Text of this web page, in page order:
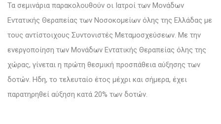
Τα σεμινάρια παρακολουθούν οι Ιατροί των Μονάδων
Εντατικής Θεραπείας των Νοσοκομείων όλης της Ελλάδας με
τους αντίστοιχους Συντονιστές Μεταμοσχεύσεων. Με την
ενεργοποίηση των Μονάδων Εντατικής Θεραπείας όλης της
χώρας, γίνεται η πρώτη θεσμική προσπάθεια αύξησης των
δοτών. Ηδη, το τελευταίο έτος μέχρι και σήμερα, έχει
παρατηρηθεί αύξηση κατά 20% των δοτών.